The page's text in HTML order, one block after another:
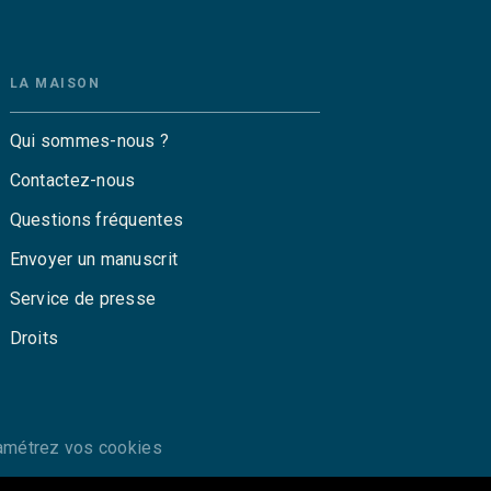
LA MAISON
Qui sommes-nous ?
Contactez-nous
Questions fréquentes
Envoyer un manuscrit
Service de presse
Droits
vos cookies